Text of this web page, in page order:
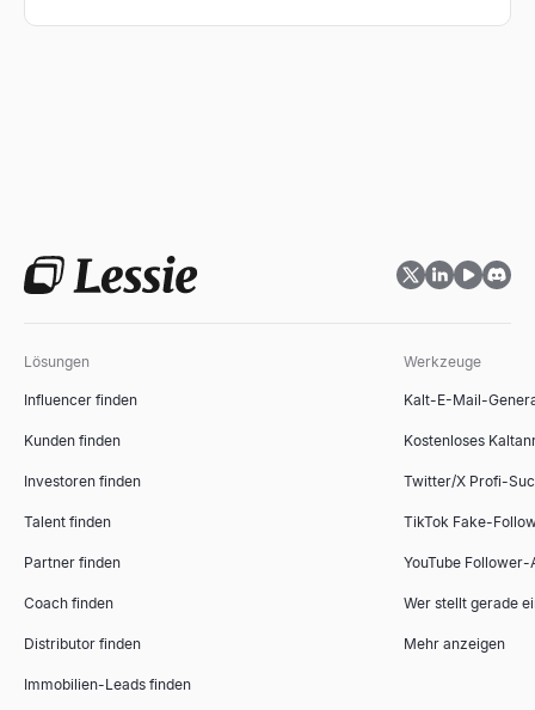
Lösungen
Influencer finden
Kunden finden
Investoren finden
Talent finden
Partner finden
Coach finden
Distributor finden
Immobilien-Leads finden
Werkzeuge
Kalt-E-Mail-
Kostenloses
Twitter/X Profi-
TikTok Fake-
YouTube Follower-
Wer stellt gerade
Mehr anzeigen